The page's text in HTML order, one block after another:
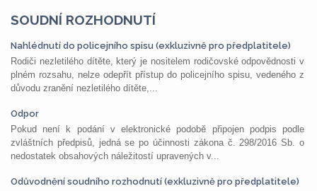
SOUDNÍ ROZHODNUTÍ
Nahlédnutí do policejního spisu (exkluzivně pro předplatitele)
Rodiči nezletilého dítěte, který je nositelem rodičovské odpovědnosti v
plném rozsahu, nelze odepřít přístup do policejního spisu, vedeného z
důvodu zranění nezletilého dítěte,...
Odpor
Pokud není k podání v elektronické podobě připojen podpis podle
zvláštních předpisů, jedná se po účinnosti zákona č. 298/2016 Sb. o
nedostatek obsahových náležitostí upravených v...
Odůvodnění soudního rozhodnutí (exkluzivně pro předplatitele)